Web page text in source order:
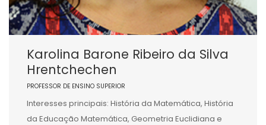
Karolina Barone Ribeiro da Silva
Hrentchechen
PROFESSOR DE ENSINO SUPERIOR
Interesses principais: História da Matemática, História
da Educação Matemática, Geometria Euclidiana e